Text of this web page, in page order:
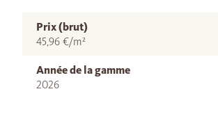
Prix (brut)
45,96 €/m²
Année de la gamme
2026